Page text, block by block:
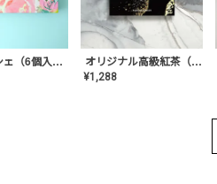
フィナンシェ（6個入り） オリジナル高級紅茶（TIME/タイム）【ギフト/プチギフト/プレゼント/内祝い/結婚式/オリジナル配合/高品質/ハーブティー/茶葉/記念日/お返し/手土産/美容/おしゃれ】
¥1,288